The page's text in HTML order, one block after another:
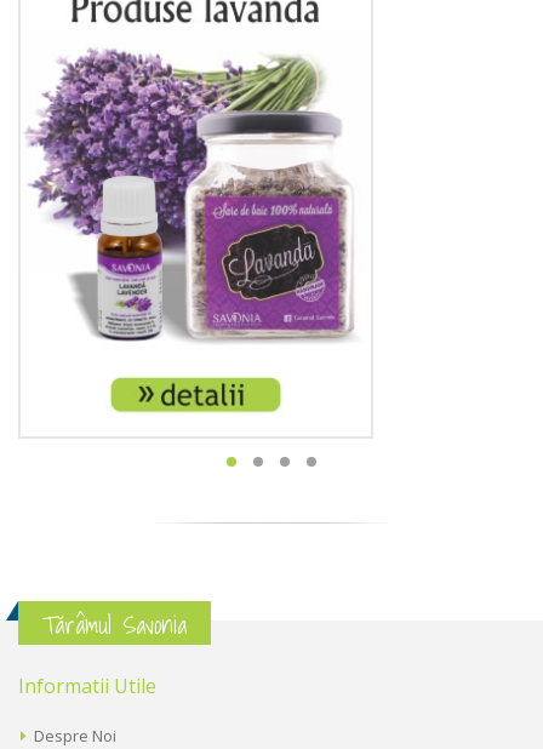
Tărâmul Savonia
Informatii Utile
Despre Noi